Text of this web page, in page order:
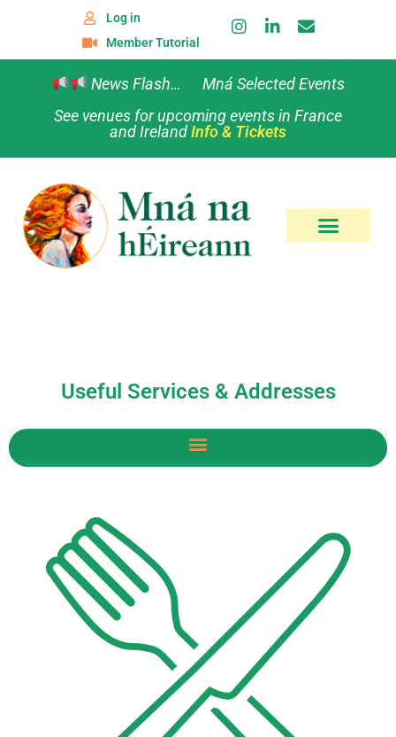
Log in
Member Tutorial
News Flash… Mná Selected Events
See venues for upcoming events in France
and IrelandInfo & Tickets
Useful Services & Addresses